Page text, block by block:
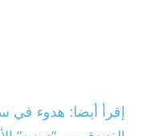
إقرأ أيضا: هدوء في